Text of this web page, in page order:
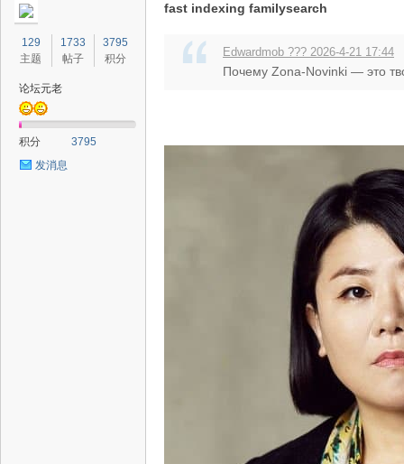
129
主题
1733
帖子
3795
积分
论坛元老
积分
3795
发消息
fast indexing familysearch
Edwardmob ??? 2026-4-21 17:44
Почему Zona-Novinki — это